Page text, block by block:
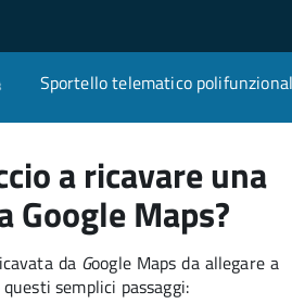
principale
Sportello telematico
a ricavare una
Google Maps?
da Google Maps da allegare a
semplici passaggi: